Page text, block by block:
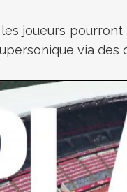
joueurs
via des